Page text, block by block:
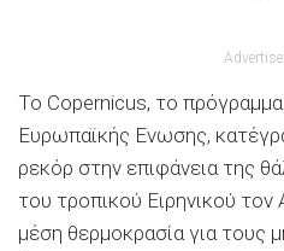
Το Copernicus, το
Ευρωπαϊκής Ενωσης,
ρεκόρ στην επιφάνεια της
του τροπικού Ειρηνικού
μέση θερμοκρασία για τους